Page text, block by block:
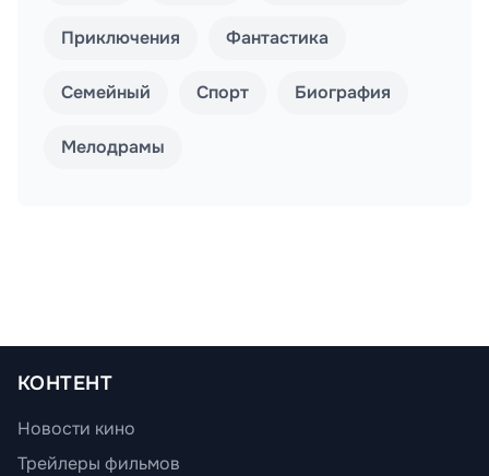
Приключения Фантастика
Семейный Спорт Биография
Мелодрамы
КОНТЕНТ
Новости кино
Трейлеры фильмов